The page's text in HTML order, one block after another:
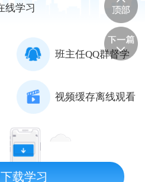
线学习
班主任QQ群督学
视频缓存离线观看
载学习